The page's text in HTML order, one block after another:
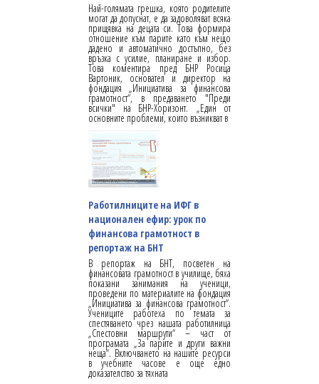
Най-голямата грешка, която родителите
могат да допуснат, е да задоволяват всяка
прищявка на децата си. Това формира
отношение към парите като към нещо
дадено и автоматично достъпно, без
връзка с усилие, планиране и избор.
Това коментира пред БНР Росица
Вартоник, основател и директор на
фондация „Инициатива за финансова
грамотност“, в предаването "Преди
всички" на БНР-Хоризонт. „Един от
основните проблеми, които възникват в
Работилниците на ИФГ в
национален ефир: урок по
финансова грамотност в
репортаж на БНТ
В репортаж на БНТ, посветен на
финансовата грамотност в училище, бяха
показани занимания на ученици,
проведени по материалите на фондация
„Инициатива за финансова грамотност“.
Учениците работеха по темата за
спестяването чрез нашата работилница
„Спестовни маршрути“ – част от
програмата „За парите и други важни
неща“. Включването на нашите ресурси
в учебните часове е още едно
доказателство за тяхната